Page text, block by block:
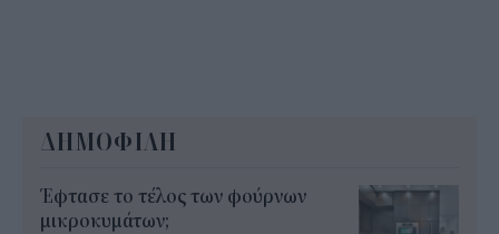
ΔΗΜΟΦΙΛΗ
Έφτασε το τέλος των φούρνων
μικροκυμάτων;